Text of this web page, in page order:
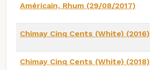
Américain, Rhum (29/08/2017)
Chimay Cinq Cents (White) (2016)
Chimay Cinq Cents (White) (2018)